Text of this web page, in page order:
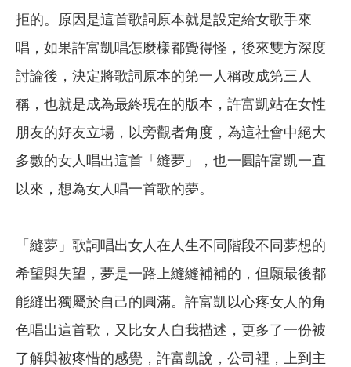
拒的。原因是這首歌詞原本就是設定給女歌手來
唱，如果許富凱唱怎麼樣都覺得怪，後來雙方深度
討論後，決定將歌詞原本的第一人稱改成第三人
稱，也就是成為最終現在的版本，許富凱站在女性
朋友的好友立場，以旁觀者角度，為這社會中絕大
多數的女人唱出這首「縫夢」，也一圓許富凱一直
以來，想為女人唱一首歌的夢。
「縫夢」歌詞唱出女人在人生不同階段不同夢想的
希望與失望，夢是一路上縫縫補補的，但願最後都
能縫出獨屬於自己的圓滿。許富凱以心疼女人的角
色唱出這首歌，又比女人自我描述，更多了一份被
了解與被疼惜的感覺，許富凱說，公司裡，上到主